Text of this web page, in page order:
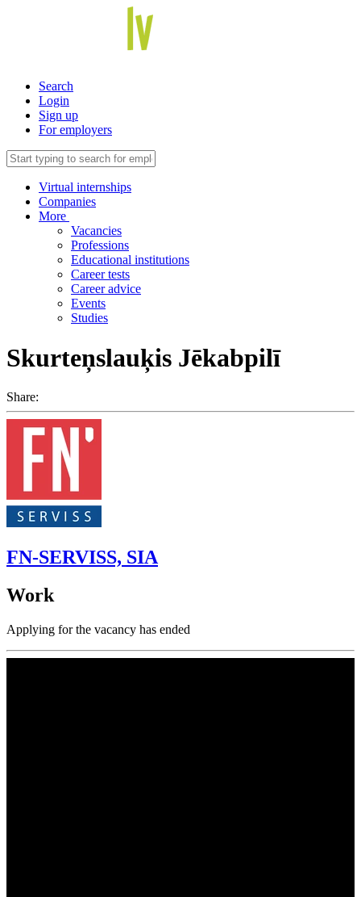
Search
Login
Sign up
For employers
Virtual internships
Companies
More
Vacancies
Professions
Educational institutions
Career tests
Career advice
Events
Studies
Skurteņslauķis Jēkabpilī
Share:
FN-SERVISS, SIA
Work
Applying for the vacancy has ended